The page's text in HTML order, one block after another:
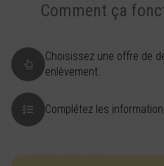
Comment ça
Choisissez une offre de
enlèvement.
Complétez les